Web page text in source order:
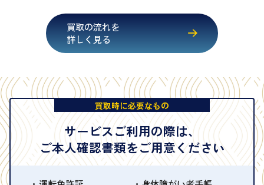
買取の流れを
詳しく見る
買取時に必要なもの
サービスご利用の際は、
ご本人確認書類をご用意ください